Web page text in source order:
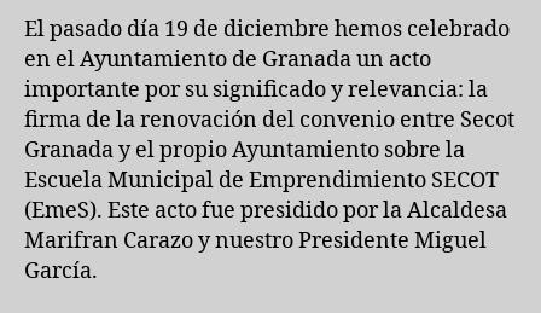
El pasado día 19 de diciembre hemos celebrado
en el Ayuntamiento de Granada un acto
importante por su significado y relevancia: la
firma de la renovación del convenio entre Secot
Granada y el propio Ayuntamiento sobre la
Escuela Municipal de Emprendimiento SECOT
(EmeS). Este acto fue presidido por la Alcaldesa
Marifran Carazo y nuestro Presidente Miguel
García.